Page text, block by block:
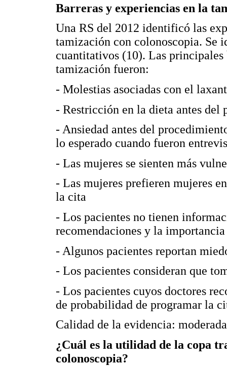
Barreras y experiencias en la
Una RS del 2012 identificó las
tamización con colonoscopia. Se
cuantitativos (10). Las
tamización fueron:
- Molestias asociadas con el
- Restricción en la dieta antes del
- Ansiedad antes del
lo esperado cuando fueron
- Las mujeres se sienten más
- Las mujeres prefieren mujeres
la cita
- Los pacientes no tienen
recomendaciones y la
- Algunos pacientes reportan
- Los pacientes consideran que
- Los pacientes cuyos doctores
de probabilidad de programar la
Calidad de la evidencia:
¿Cuál es la utilidad de la copa
colonoscopia?